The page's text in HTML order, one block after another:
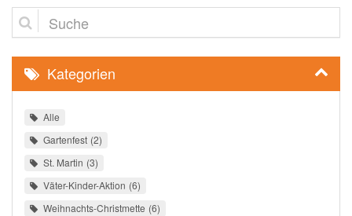
Suche
Kategorien
Alle
Gartenfest 2
St. Martin 3
Väter-Kinder-Aktion 6
Weihnachts-Christmette 6